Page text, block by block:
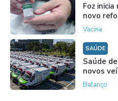
Foz
novo
Vacina
SAÚDE
Saúde
novos
Balanço